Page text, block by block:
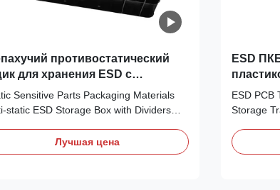
противостатический
для хранения ESD с
Sensitive Parts Packaging Materials
static ESD Storage Box with Dividers
ESD Anti static Box Main Materials PP
, Injection molding Size Outer
Лучшая цена
ESD
поднос
ESD PCB
Storage
Trays